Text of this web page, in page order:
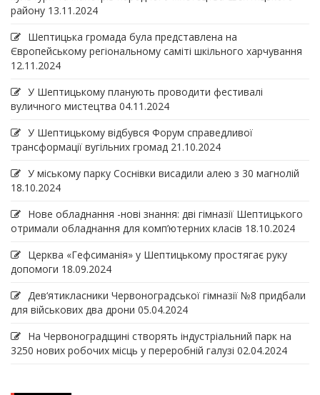
району 13.11.2024
Шептицька громада була представлена на
Європейському регіональному саміті шкільного харчування
12.11.2024
У Шептицькому планують проводити фестивалі
вуличного мистецтва 04.11.2024
У Шептицькому відбувся Форум справедливої
трансформації вугільних громад 21.10.2024
У міському парку Соснівки висадили алею з 30 магнолій
18.10.2024
Нове обладнання -нові знання: дві гімназії Шептицького
отримали обладнання для комп’ютерних класів 18.10.2024
Церква «Гефсиманія» у Шептицькому простягає руку
допомоги 18.09.2024
Дев‘ятикласники Червоноградської гімназії №8 придбали
для військових два дрони 05.04.2024
На Червоноградщині створять індустріальний парк на
3250 нових робочих місць у переробній галузі 02.04.2024